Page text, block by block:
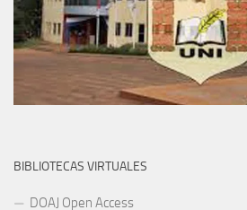
BIBLIOTECAS VIRTUALES
DOAJ Open Access